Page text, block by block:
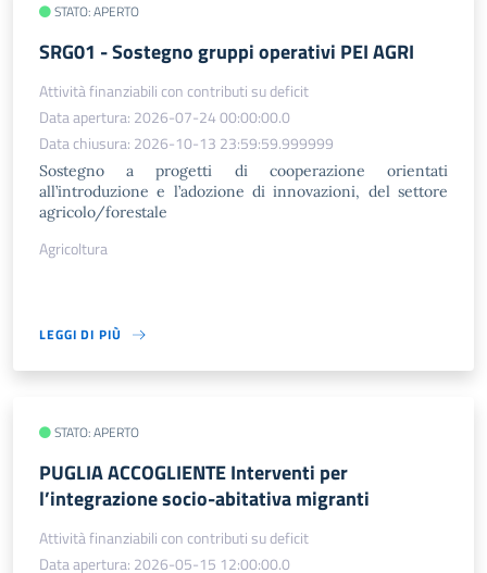
STATO: APERTO
SRG01 - Sostegno gruppi operativi PEI AGRI
Attività finanziabili con contributi su deficit
Data apertura: 2026-07-24 00:00:00.0
Data chiusura: 2026-10-13 23:59:59.999999
Sostegno a progetti di cooperazione orientati
all’introduzione e l’adozione di innovazioni, del settore
agricolo/forestale
Agricoltura
LEGGI DI PIÙ
STATO: APERTO
PUGLIA ACCOGLIENTE Interventi per
l’integrazione socio-abitativa migranti
Attività finanziabili con contributi su deficit
Data apertura: 2026-05-15 12:00:00.0